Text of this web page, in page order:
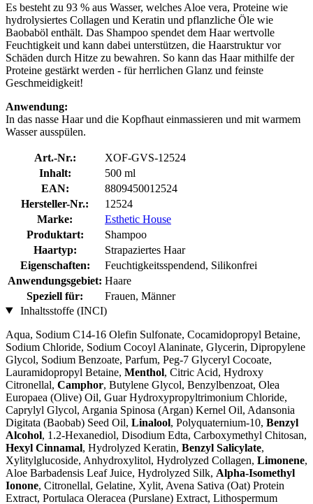
Es besteht zu 93 % aus Wasser, welches Aloe vera, Proteine wie
hydrolysiertes Collagen und Keratin und pflanzliche Öle wie
Baobaböl enthält. Das Shampoo spendet dem Haar wertvolle
Feuchtigkeit und kann dabei unterstützen, die Haarstruktur vor
Schäden durch Hitze zu bewahren. So kann das Haar mithilfe der
Proteine gestärkt werden - für herrlichen Glanz und feinste
Geschmeidigkeit!
Anwendung:
In das nasse Haar und die Kopfhaut einmassieren und mit warmem
Wasser ausspülen.
Art.-Nr.:
XOF-GVS-12524
Inhalt:
500 ml
EAN:
8809450012524
Hersteller-Nr.:
12524
Marke:
Esthetic House
Produktart:
Shampoo
Haartyp:
Strapaziertes Haar
Eigenschaften:
Feuchtigkeitsspendend, Silikonfrei
Anwendungsgebiet: Haare
Speziell für:
Frauen, Männer
Inhaltsstoffe (INCI)
Aqua, Sodium C14-16 Olefin Sulfonate, Cocamidopropyl Betaine,
Sodium Chloride, Sodium Cocoyl Alaninate, Glycerin, Dipropylene
Glycol, Sodium Benzoate, Parfum, Peg-7 Glyceryl Cocoate,
Lauramidopropyl Betaine, Menthol, Citric Acid, Hydroxy
Citronellal, Camphor, Butylene Glycol, Benzylbenzoat, Olea
Europaea (Olive) Oil, Guar Hydroxypropyltrimonium Chloride,
Caprylyl Glycol, Argania Spinosa (Argan) Kernel Oil, Adansonia
Digitata (Baobab) Seed Oil, Linalool, Polyquaternium-10, Benzyl
Alcohol, 1.2-Hexanediol, Disodium Edta, Carboxymethyl Chitosan,
Hexyl Cinnamal, Hydrolyzed Keratin, Benzyl Salicylate,
Xylitylglucoside, Anhydroxylitol, Hydrolyzed Collagen, Limonene,
Aloe Barbadensis Leaf Juice, Hydrolyzed Silk, Alpha-Isomethyl
Ionone, Citronellal, Gelatine, Xylit, Avena Sativa (Oat) Protein
Extract, Portulaca Oleracea (Purslane) Extract, Lithospermum